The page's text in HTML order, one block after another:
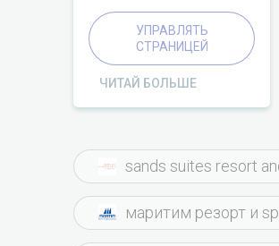
УПРАВЛЯТЬ
СТРАНИЦЕЙ
ЧИТАЙ БОЛЬШЕ
sands suites resort
маритим резорт и